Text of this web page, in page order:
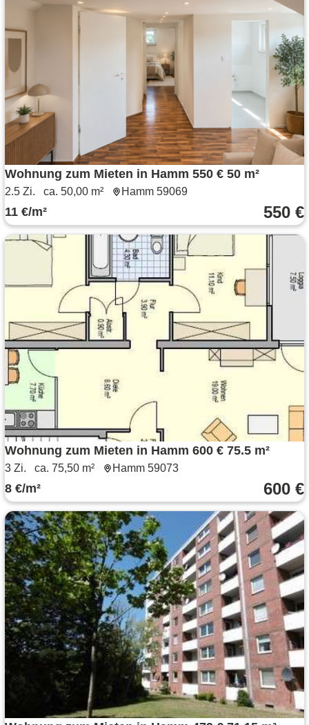
Wohnung zum Mieten in Hamm 550 € 50 m²
2.5 Zi. ca. 50,00 m² Hamm 59069
11 €/m² 550 €
Wohnung zum Mieten in Hamm 600 € 75.5 m²
3 Zi. ca. 75,50 m² Hamm 59073
8 €/m² 600 €